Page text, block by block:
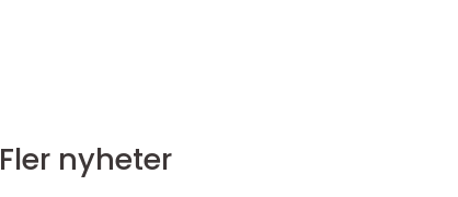
Fler nyheter